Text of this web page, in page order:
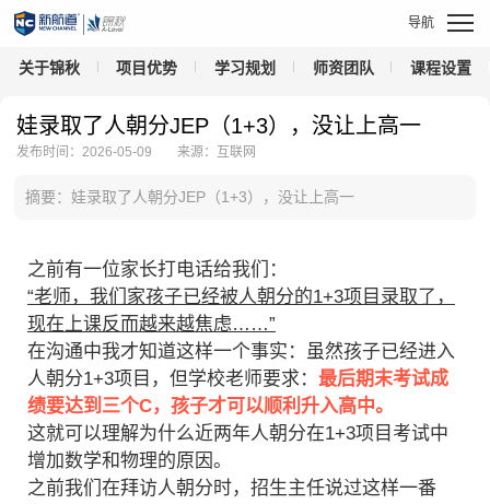
关于锦秋 项目优势 学习规划 师资团队 课程设置
娃录取了人朝分JEP（1+3），没让上高一
发布时间：2026-05-09 来源：互联网
摘要：娃录取了人朝分JEP（1+3），没让上高一
之前有一位家长打电话给我们：
“老师，我们家孩子已经被人朝分的1+3项目录取了，
现在上课反而越来越焦虑……”
在沟通中我才知道这样一个事实：虽然孩子已经进入
人朝分1+3项目，但学校老师要求： 最后期末考试成
绩要达到三个C，孩子才可以顺利升入高中。
这就可以理解为什么近两年人朝分在1+3项目考试中
增加数学和物理的原因。
之前我们在拜访人朝分时，招生主任说过这样一番